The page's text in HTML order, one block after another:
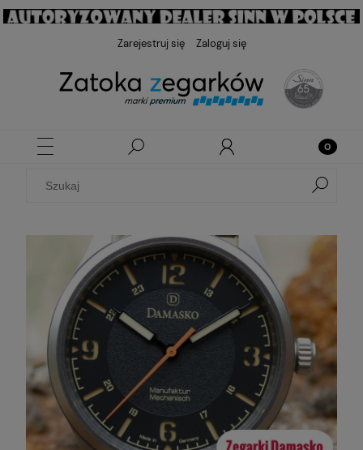
Zarejestruj się Zaloguj się